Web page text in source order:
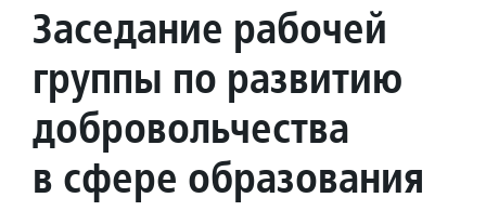
Заседание рабочей
группы по развитию
добровольчества
в сфере образования